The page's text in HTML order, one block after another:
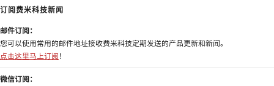
订阅费米科技新闻
邮件订阅：
您可以使用常用的邮件地址接收费米科技定期发送的产品更新和新闻。
点击这里马上订阅 ！
微信订阅：